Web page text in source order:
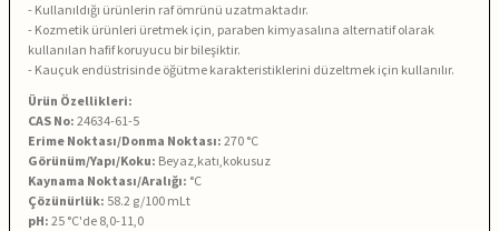
- Kullanıldığı ürünlerin raf ömrünü uzatmaktadır.
- Kozmetik ürünleri üretmek için, paraben kimyasalına alternatif olarak
kullanılan hafif koruyucu bir bileşiktir.
- Kauçuk endüstrisinde öğütme karakteristiklerini düzeltmek için kullanılır.
Ürün Özellikleri:
CAS No: 24634-61-5
Erime Noktası/Donma Noktası: 270 °C
Görünüm/Yapı/Koku: Beyaz,katı,kokusuz
Kaynama Noktası/Aralığı: °C
Çözünürlük: 58.2 g/100 mLt
pH: 25 °C'de 8,0-11,0